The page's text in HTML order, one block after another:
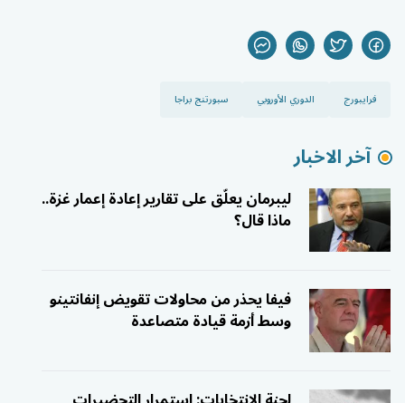
فرايبورج الدوري الأوروبي سبورتنج براجا
آخر الاخبار
ليبرمان يعلّق على تقارير إعادة إعمار غزة..
ماذا قال؟
فيفا يحذر من محاولات تقويض إنفانتينو
وسط أزمة قيادة متصاعدة